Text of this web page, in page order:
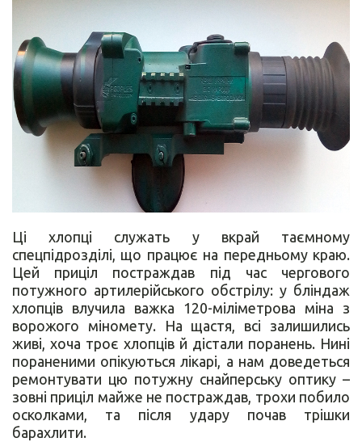
Ці хлопці служать у вкрай таємному
спецпідрозділі, що працює на передньому краю.
Цей приціл постраждав під час чергового
потужного артилерійського обстрілу: у бліндаж
хлопців влучила важка 120-міліметрова міна з
ворожого міномету. На щастя, всі залишились
живі, хоча троє хлопців й дістали поранень. Нині
пораненими опікуються лікарі, а нам доведеться
ремонтувати цю потужну снайперську оптику –
зовні приціл майже не постраждав, трохи побило
осколками, та після удару почав трішки
барахлити.